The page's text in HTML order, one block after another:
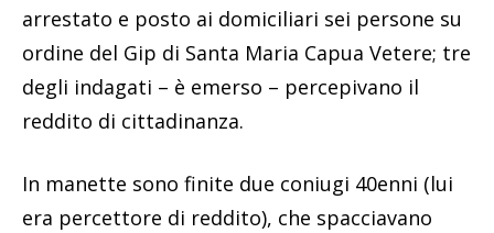
arrestato e posto ai domiciliari sei persone su
ordine del Gip di Santa Maria Capua Vetere; tre
degli indagati – è emerso – percepivano il
reddito di cittadinanza.
In manette sono finite due coniugi 40enni (lui
era percettore di reddito), che spacciavano